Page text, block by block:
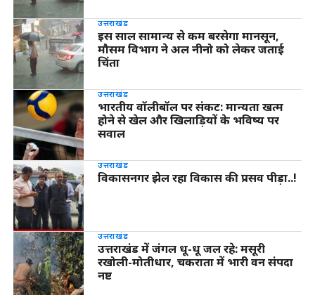
उत्तराखंड
इस साल सामान्य से कम बरसेगा मानसून,
मौसम विभाग ने अल नीनो को लेकर जताई
चिंता
उत्तराखंड
भारतीय वॉलीबॉल पर संकट: मान्यता खत्म
होने से खेल और खिलाड़ियों के भविष्य पर
सवाल
उत्तराखंड
विकासनगर झेल रहा विकास की प्रसव पीड़ा..!
उत्तराखंड
उत्तराखंड में जंगल धू-धू जल रहे: मसूरी
रखोली-मोतीधार, चकराता में भारी वन संपदा
नष्ट